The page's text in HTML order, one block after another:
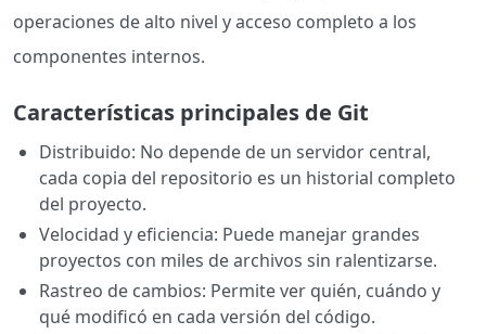
operaciones de alto nivel y acceso completo a los
componentes internos.
Características principales de Git
Distribuido: No depende de un servidor central,
cada copia del repositorio es un historial completo
del proyecto.
Velocidad y eficiencia: Puede manejar grandes
proyectos con miles de archivos sin ralentizarse.
Rastreo de cambios: Permite ver quién, cuándo y
qué modificó en cada versión del código.